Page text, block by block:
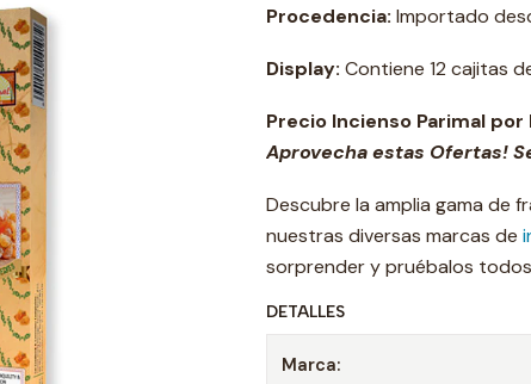
Procedencia: Importado
Display: Contiene 12 cajitas
Precio Incienso Parimal por
Aprovecha estas Ofertas!
Descubre la amplia gama de
nuestras diversas marcas de
sorprender y pruébalos
DETALLES
Marca: